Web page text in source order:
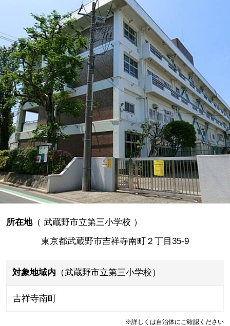
所在地（ 武蔵野市立第三小学校 ）
東京都武蔵野市吉祥寺南町２丁目35-9
対象地域内 （武蔵野市立第三小学校）
吉祥寺南町
※詳しくは自治体にご確認ください